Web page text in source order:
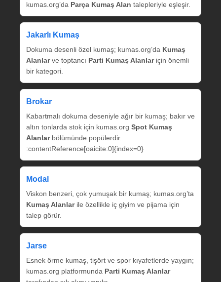
kumas.org’da Parça Kumaş Alan talepleriyle eşleşir.
Jakarlı Kumaş
Dokuma desenli özel kumaş; kumas.org’da Kumaş
Alanlarve toptancı Parti Kumaş Alanlariçin önemli
bir kategori.
Brokar
Kabartmalı dokuma deseniyle ağır bir kumaş; bakır ve
altın tonlarda stok için kumas.org Spot Kumaş
Alanlarbölümünde popülerdir.
:contentReference[oaicite:0]{index=0}
Modal
Viskon benzeri, çok yumuşak bir kumaş; kumas.org’ta
Kumaş Alanlarile özellikle iç giyim ve pijama için
talep görür.
Jarse
Esnek örme kumaş, tişört ve spor kıyafetlerde yaygın;
kumas.org platformunda Parti Kumaş Alanlar